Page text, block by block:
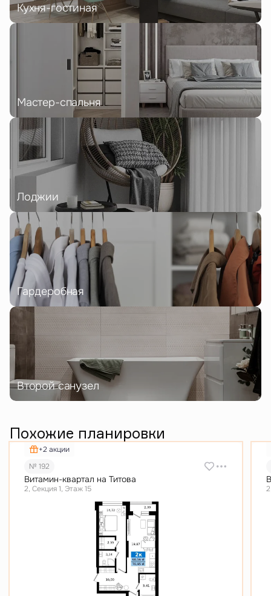
Кухня-гостиная
Мастер-спальня
Лоджии
Гардеробная
Второй санузел
Похожие планировки
+2 акции
№ 192
Витамин-квартал на Титова
2, Секция 1, Этаж 15